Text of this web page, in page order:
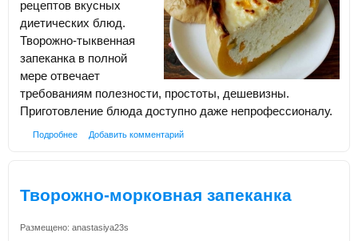
рецептов вкусных
диетических блюд.
Творожно-тыквенная
запеканка в полной
мере отвечает
требованиям полезности, простоты, дешевизны.
Приготовление блюда доступно даже непрофессионалу.
Подробнее Добавить комментарий
Творожно-морковная запеканка
Размещено: anastasiya23s